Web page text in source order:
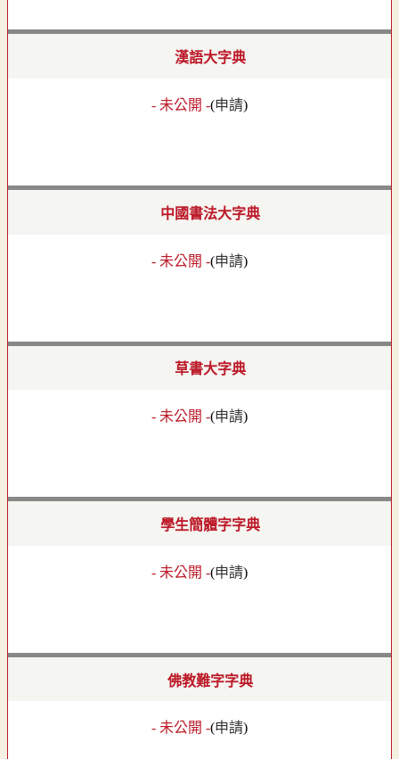
漢語大字典
- 未公開 -(申請)
中國書法大字典
- 未公開 -(申請)
草書大字典
- 未公開 -(申請)
學生簡體字字典
- 未公開 -(申請)
佛教難字字典
- 未公開 -(申請)